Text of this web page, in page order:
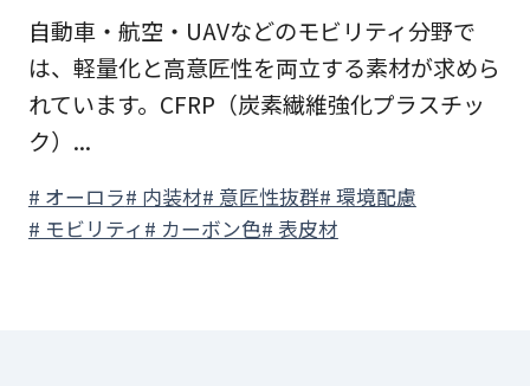
自動車・航空・UAVなどのモビリティ分野で
は、軽量化と高意匠性を両立する素材が求めら
れています。CFRP（炭素繊維強化プラスチッ
ク）...
# オーロラ# 内装材# 意匠性抜群# 環境配慮
# モビリティ # カーボン色# 表皮材